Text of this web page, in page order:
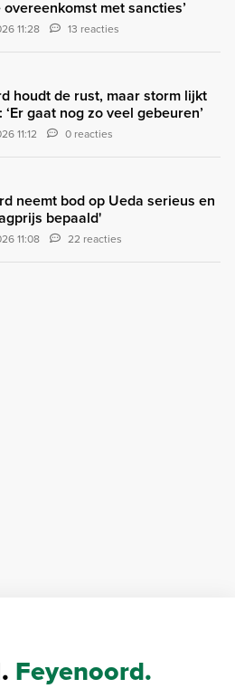
met sancties’
11:28 13 reacties
houdt de rust, maar storm lijkt
gaat nog zo veel gebeuren’
11:12 0 reacties
neemt bod op Ueda serieus en
bepaald'
11:08 22 reacties
Feyenoord.